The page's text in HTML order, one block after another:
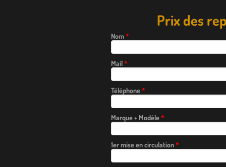
Prix des
Nom*
Mail*
Téléphone*
Marque + Modèle*
1er mise en circulation*